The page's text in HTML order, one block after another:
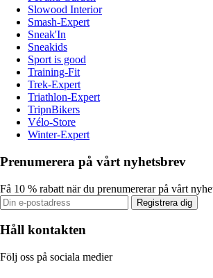
Slowood Interior
Smash-Expert
Sneak'In
Sneakids
Sport is good
Training-Fit
Trek-Expert
Triathlon-Expert
TripnBikers
Vélo-Store
Winter-Expert
Prenumerera på vårt nyhetsbrev
Få 10 % rabatt när du prenumererar på vårt
Registrera dig
Håll kontakten
Följ oss på sociala medier